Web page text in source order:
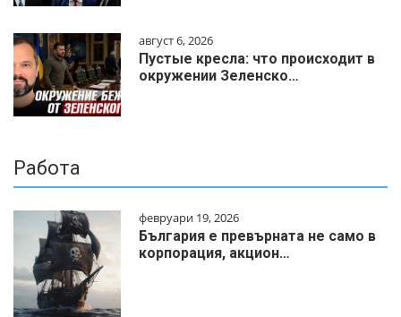
август 6, 2026
Пустые кресла: что происходит в
окружении Зеленско…
Работа
февруари 19, 2026
България е превърната не само в
корпорация, акцион…